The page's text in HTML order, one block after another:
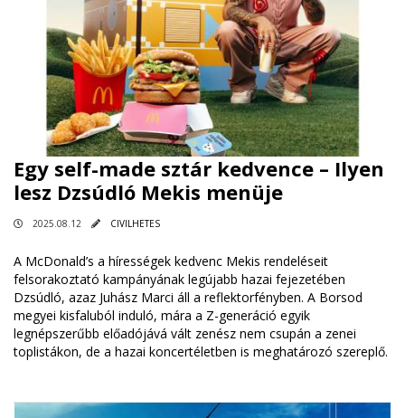
Egy self-made sztár kedvence – Ilyen
lesz Dzsúdló Mekis menüje
2025.08.12 CIVILHETES
A McDonald’s a hírességek kedvenc Mekis rendeléseit
felsorakoztató kampányának legújabb hazai fejezetében
Dzsúdló, azaz Juhász Marci áll a reflektorfényben. A Borsod
megyei kisfaluból induló, mára a Z-generáció egyik
legnépszerűbb előadójává vált zenész nem csupán a zenei
toplistákon, de a hazai koncertéletben is meghatározó szereplő.